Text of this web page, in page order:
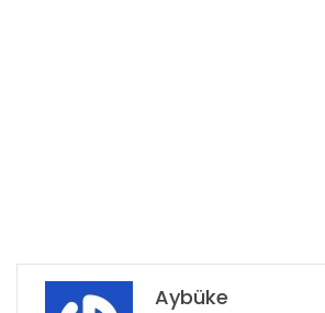
Aybüke